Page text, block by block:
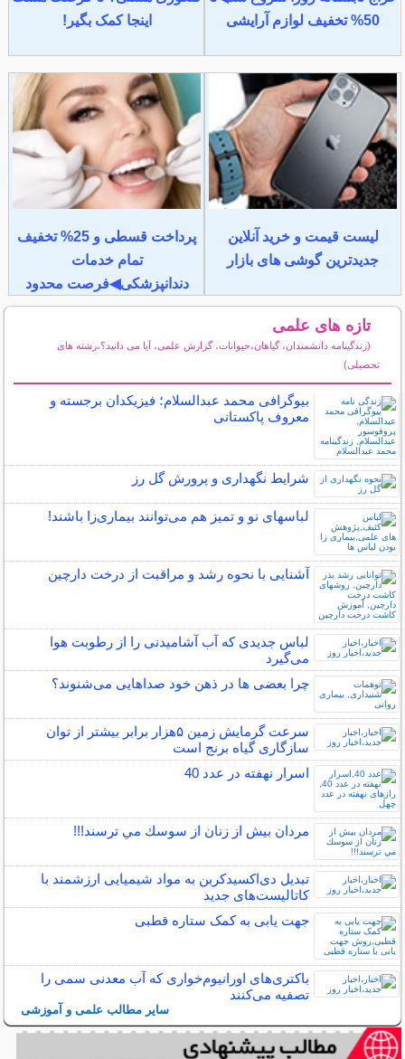
50% تخفیف لوازم آرایشی
اینجا کمک بگیر!
لیست قیمت و خرید آنلاین
جدیدترین گوشی های بازار
پرداخت قسطی و 25% تخفیف
تمام خدمات
دندانپزشکی◀فرصت محدود
تازه های علمی
(زندگینامه دانشمندان، گیاهان،حیوانات، گزارش علمی، آیا می دانید؟،رشته های
تحصیلی)
بیوگرافی محمد عبدالسلام؛ فیزیکدان برجسته و
معروف پاکستانی
شرایط نگهداری و پرورش گل رز
لباس‎های نو و تمیز هم می‌توانند بیماری‌زا باشند!
آشنایی با نحوه رشد و مراقبت از درخت دارچین
لباس جدیدی که آب آشامیدنی را از رطوبت هوا
می‌گیرد
چرا بعضی ها در ذهن خود صداهایی می‌شنوند؟
سرعت گرمایش زمین ۵هزار برابر بیشتر از توان
سازگاری گیاه برنج است
اسرار نهفته در عدد 40
مردان بيش از زنان از سوسك مي ترسند!!!
تبدیل دی‌اکسیدکربن به مواد شیمیایی ارزشمند با
کاتالیست‌های جدید
جهت یابی به کمک ستاره قطبی
باکتری‌های اورانیوم‌خواری که آب معدنی سمی را
تصفیه می‌کنند
سایر مطالب علمی و آموزشی